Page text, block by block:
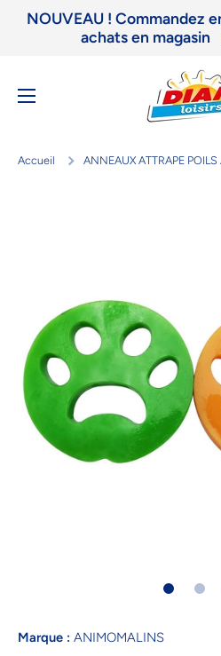
Ignorer et passer au contenu
NOUVEAU ! Commandez
achats en magasin
Accueil ANNEAUX ATTRAPE
Marque : ANIMOMALINS